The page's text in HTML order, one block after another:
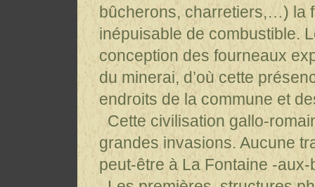
bûcherons, charretiers,…) la
inépuisable de combustible.
conception des fourneaux
du minerai, d’où cette
endroits de la commune et
Cette civilisation gallo-
grandes invasions. Aucune
peut-être à La Fontaine -